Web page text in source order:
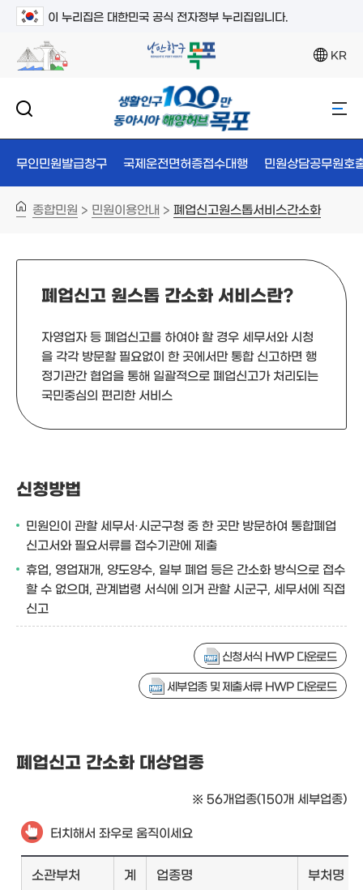
이 누리집은 대한민국 공식 전자정부 누리집입니다.
KR
무인민원발급창구 국제운전면허증접수대행 민원상담공무원호
종합민원 > 민원이용안내 > 폐업신고원스톱서비스간소화
폐업신고 원스톱 간소화 서비스란?
자영업자 등 폐업신고를 하여야 할 경우 세무서와 시청
을 각각 방문할 필요없이 한 곳에서만 통합 신고하면 행
정기관간 협업을 통해 일괄적으로 폐업신고가 처리되는
국민중심의 편리한 서비스
신청방법
민원인이 관할 세무서·시군구청 중 한 곳만 방문하여 통합폐업
신고서와 필요서류를 접수기관에 제출
휴업, 영업재개, 양도양수, 일부 폐업 등은 간소화 방식으로 접수
할 수 없으며, 관계법령 서식에 의거 관할 시군구, 세무서에 직접
신고
신청서식 HWP 다운로드
세부업종 및 제출서류 HWP 다운로드
폐업신고 간소화 대상업종
※ 56개업종(150개 세부업종)
터치해서 좌우로 움직이세요
소관부처 계 업종명 부처명